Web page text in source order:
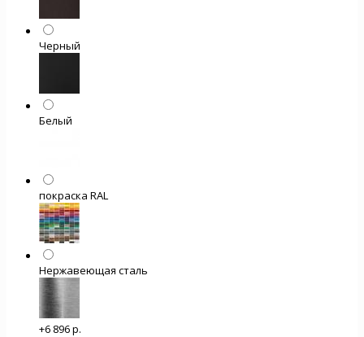
Черный
Белый
покраска RAL
Нержавеющая сталь
+6 896 р.